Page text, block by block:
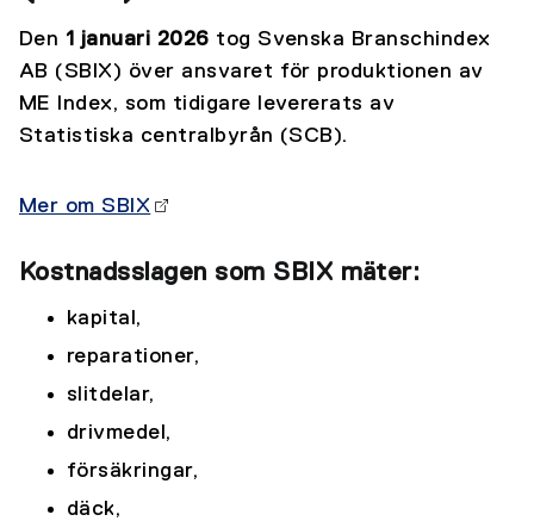
Den 1 januari 2026 tog Svenska Branschindex
AB (SBIX) över ansvaret för produktionen av
ME Index, som tidigare levererats av
Statistiska centralbyrån (SCB).
Mer om SBIX
Kostnadsslagen som SBIX mäter:
kapital,
reparationer,
slitdelar,
drivmedel,
försäkringar,
däck,